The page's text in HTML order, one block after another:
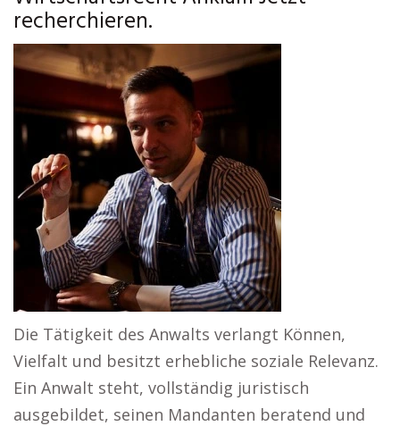
recherchieren.
Die Tätigkeit des Anwalts verlangt Können,
Vielfalt und besitzt erhebliche soziale Relevanz.
Ein Anwalt steht, vollständig juristisch
ausgebildet, seinen Mandanten beratend und